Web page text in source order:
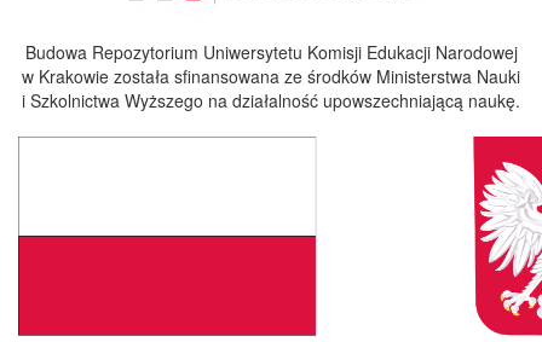
Budowa Repozytorium Uniwersytetu Komisji Edukacji Narodowej
w Krakowie została sfinansowana ze środków Ministerstwa Nauki
i Szkolnictwa Wyższego na działalność upowszechniającą naukę.